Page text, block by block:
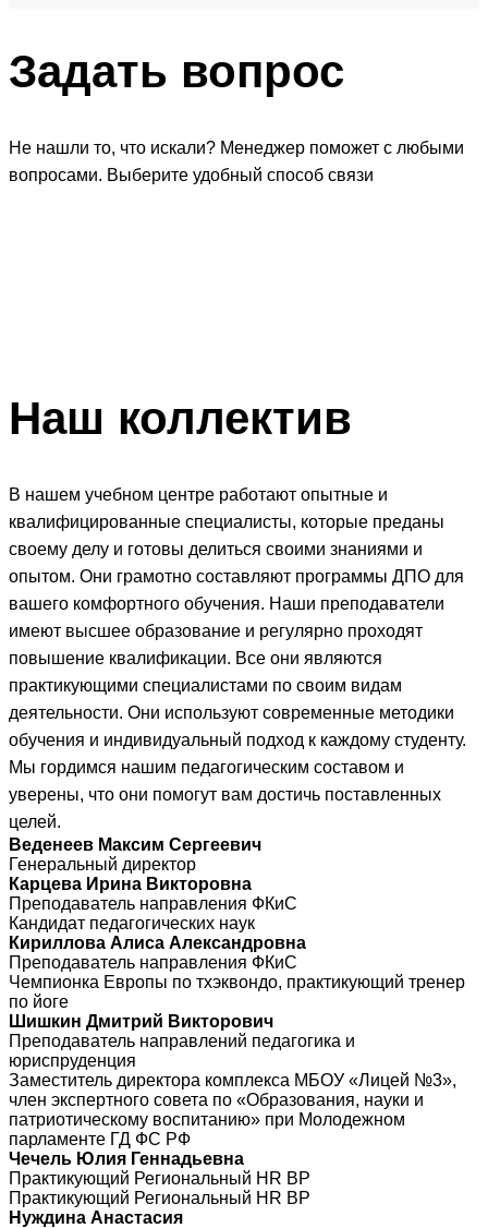
Задать вопрос
Не нашли то, что искали? Менеджер поможет с любыми
вопросами. Выберите удобный способ связи
Наш коллектив
В нашем учебном центре работают опытные и
квалифицированные специалисты, которые преданы
своему делу и готовы делиться своими знаниями и
опытом. Они грамотно составляют программы ДПО для
вашего комфортного обучения. Наши преподаватели
имеют высшее образование и регулярно проходят
повышение квалификации. Все они являются
практикующими специалистами по своим видам
деятельности. Они используют современные методики
обучения и индивидуальный подход к каждому студенту.
Мы гордимся нашим педагогическим составом и
уверены, что они помогут вам достичь поставленных
целей.
Веденеев Максим Сергеевич
Генеральный директор
Карцева Ирина Викторовна
Преподаватель направления ФКиС
Кандидат педагогических наук
Кириллова Алиса Александровна
Преподаватель направления ФКиС
Чемпионка Европы по тхэквондо, практикующий тренер
по йоге
Шишкин Дмитрий Викторович
Преподаватель направлений педагогика и
юриспруденция
Заместитель директора комплекса МБОУ «Лицей №3»,
член экспертного совета по «Образования, науки и
патриотическому воспитанию» при Молодежном
парламенте ГД ФС РФ
Чечель Юлия Геннадьевна
Практикующий Региональный HR BP
Практикующий Региональный HR BP
Нуждина Анастасия